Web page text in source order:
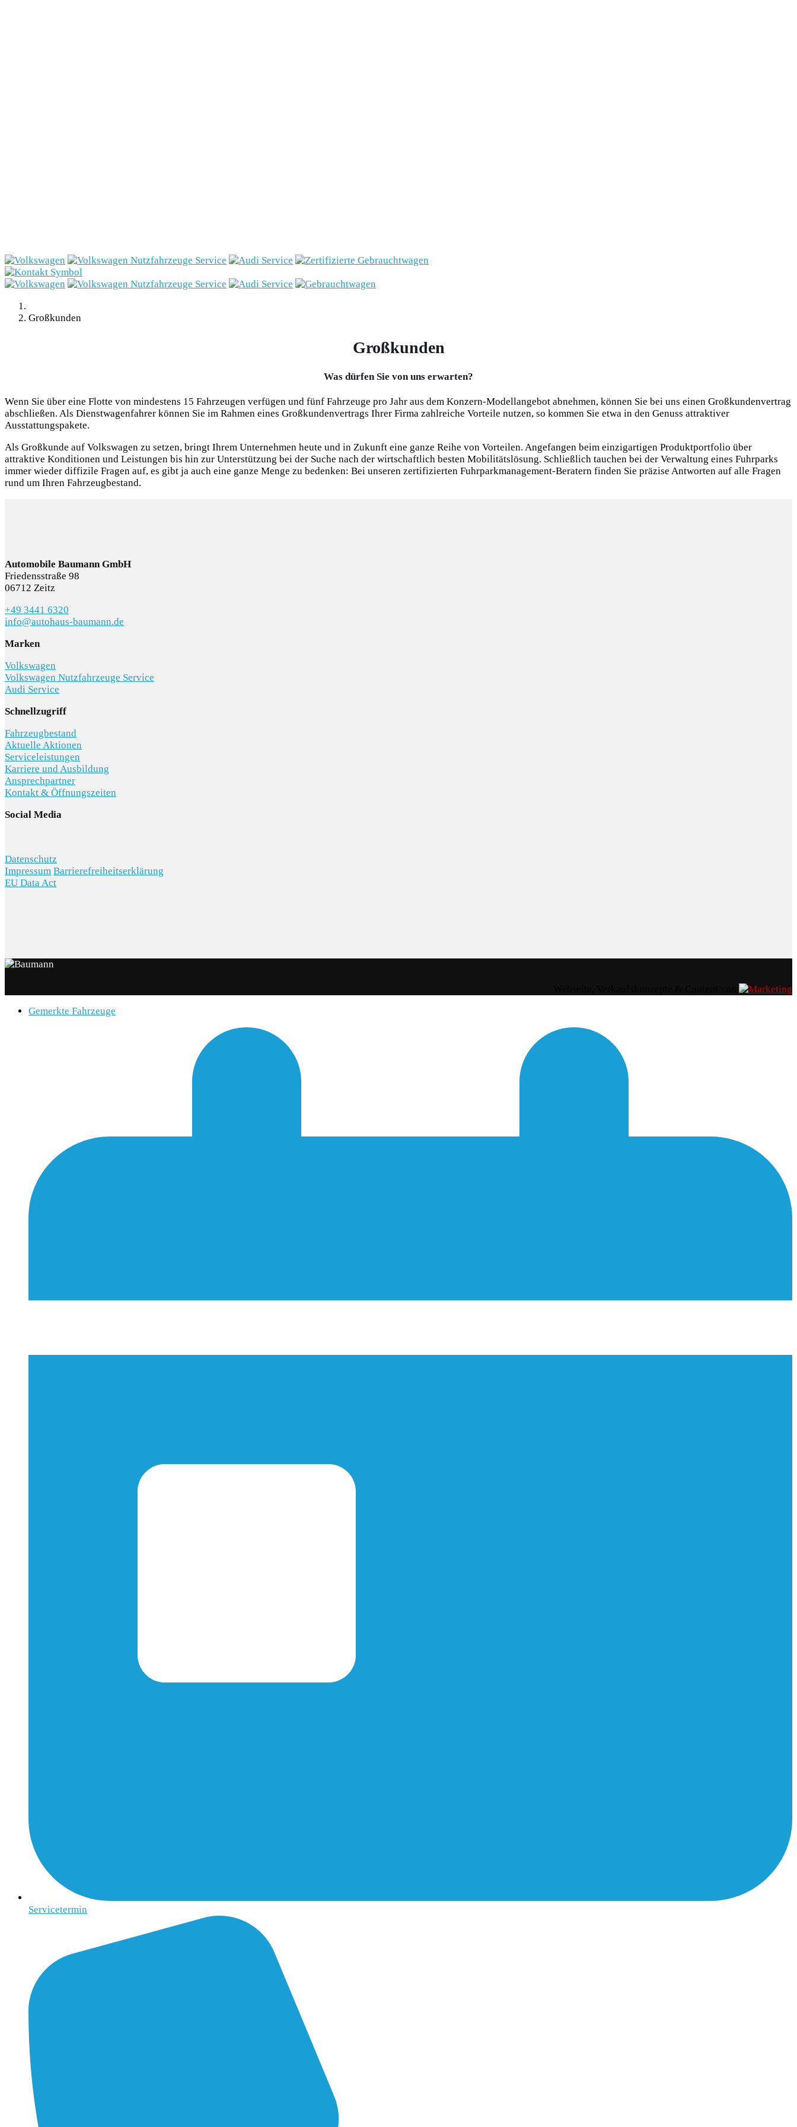
E-Mobilität
SCHNELLEINSTIEG
SERVICETERMIN
AKTIONEN
KARRIERE
Großkunden
Großkunden
Was dürfen Sie von uns erwarten?
Wenn Sie über eine Flotte von mindestens 15 Fahrzeugen verfügen und fünf Fahrzeuge pro Jahr aus dem Konzern-Modellangebot abnehmen, können Sie bei uns einen Großkundenvertrag
abschließen. Als Dienstwagenfahrer können Sie im Rahmen eines Großkundenvertrags Ihrer Firma zahlreiche Vorteile nutzen, so kommen Sie etwa in den Genuss attraktiver
Ausstattungspakete.
Als Großkunde auf Volkswagen zu setzen, bringt Ihrem Unternehmen heute und in Zukunft eine ganze Reihe von Vorteilen. Angefangen beim einzigartigen Produktportfolio über
attraktive Konditionen und Leistungen bis hin zur Unterstützung bei der Suche nach der wirtschaftlich besten Mobilitätslösung. Schließlich tauchen bei der Verwaltung eines Fuhrparks
immer wieder diffizile Fragen auf, es gibt ja auch eine ganze Menge zu bedenken: Bei unseren zertifizierten Fuhrparkmanagement-Beratern finden Sie präzise Antworten auf alle Fragen
rund um Ihren Fahrzeugbestand.
Automobile Baumann GmbH
Friedensstraße 98
06712 Zeitz
+49 3441 6320
info@autohaus-baumann.de
Marken
Volkswagen
Volkswagen Nutzfahrzeuge Service
Audi Service
Schnellzugriff
Fahrzeugbestand
Aktuelle Aktionen
Serviceleistungen
Karriere und Ausbildung
Ansprechpartner
Kontakt & Öffnungszeiten
Social Media
Datenschutz
Impressum Barrierefreiheitserklärung
EU Data Act
Gemerkte Fahrzeuge
Servicetermin